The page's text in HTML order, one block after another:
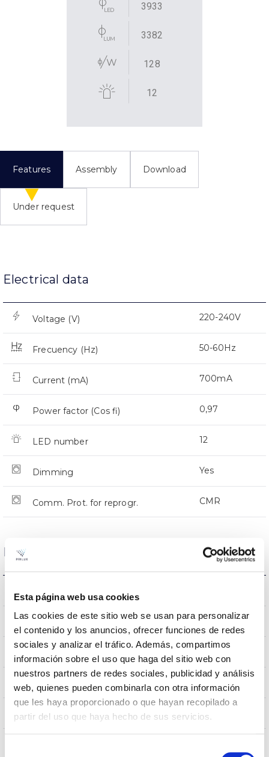
Esta página web usa cookies
Las cookies de este sitio web se usan para personalizar
el contenido y los anuncios, ofrecer funciones de redes
sociales y analizar el tráfico. Además, compartimos
información sobre el uso que haga del sitio web con
nuestros partners de redes sociales, publicidad y análisis
web, quienes pueden combinarla con otra información
que les haya proporcionado o que hayan recopilado a
partir del uso que haya hecho de sus servicios.
3933
3382
128
12
Features Assembly Download
Under request
Electrical data
Voltage (V) 220-240V
Frecuency (Hz) 50-60Hz
Current (mA) 700mA
Power factor (Cos fi) 0,97
LED number 12
Dimming Yes
Comm. Prot. for reprogr. CMR
Dimensions and Mounting
Mounting
Wind Resistance 0,151m2
Weight 5Kg
Measures 525x255x105mm
Mounting position Crosier Mount